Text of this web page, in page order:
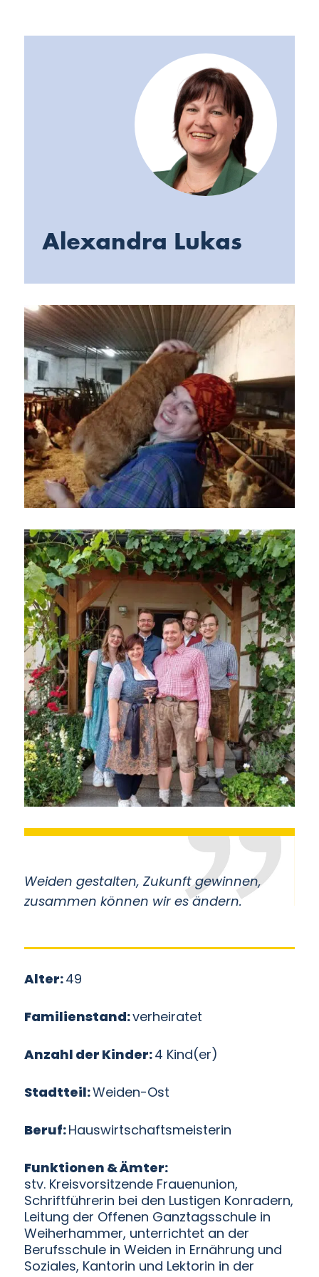
Alexandra Lukas
Weiden gestalten, Zukunft gewinnen,
zusammen können wir es ändern.
Alter:49
Familienstand:verheiratet
Anzahl der Kinder:4 Kind(er)
Stadtteil:Weiden-Ost
Beruf:Hauswirtschaftsmeisterin
Funktionen & Ämter:
stv. Kreisvorsitzende Frauenunion,
Schriftführerin bei den Lustigen Konradern,
Leitung der Offenen Ganztagsschule in
Weiherhammer, unterrichtet an der
Berufsschule in Weiden in Ernährung und
Soziales, Kantorin und Lektorin in der